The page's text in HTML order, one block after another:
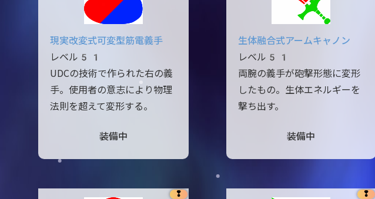
現実改変式可変型筋電義手
レベル51
UDCの技術で作られた右の義
手。使用者の意志により物理
法則を超えて変形する。
装備中
生体融合式アームキャノン
レベル51
両腕の義手が砲撃形態に変形
したもの。生体エネルギーを
撃ち出す。
装備中
❢ ❢